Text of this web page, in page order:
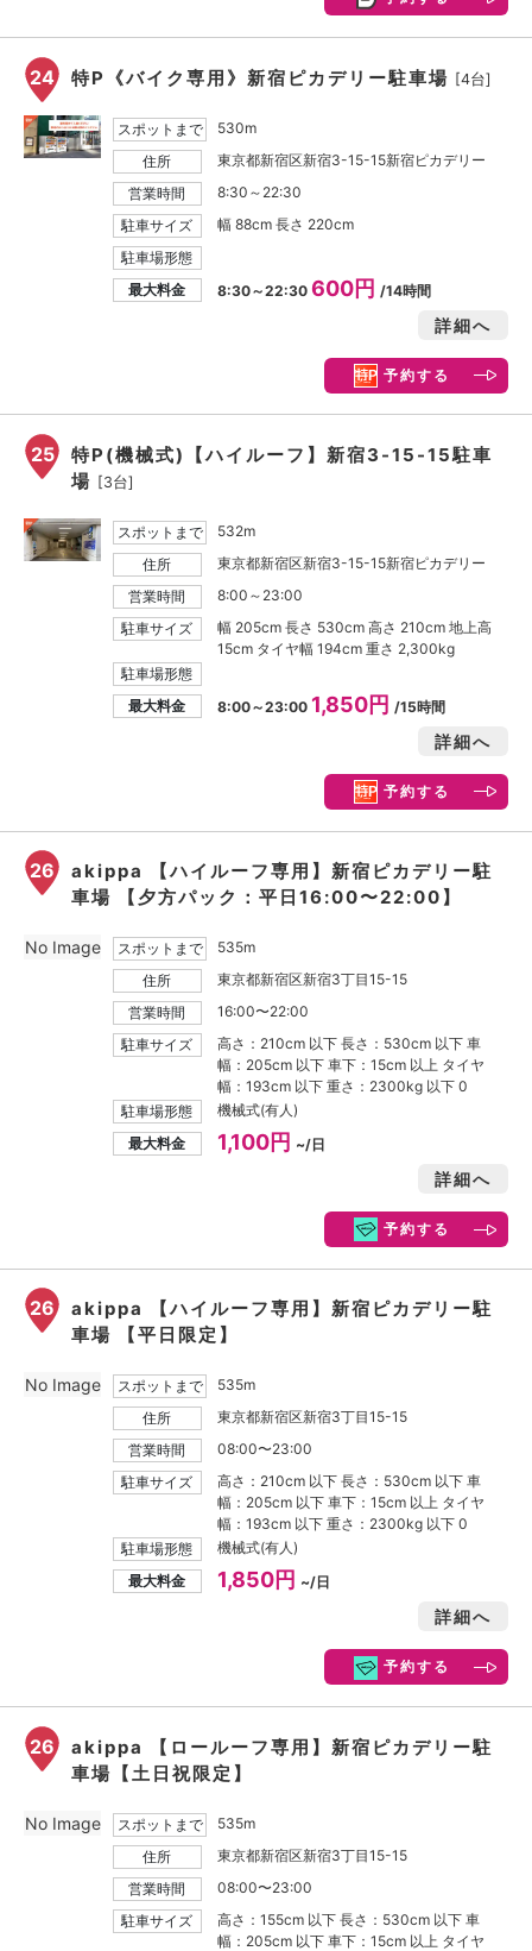
24 特P《バイク専用》新宿ピカデリー駐車場 [4台]
スポットまで
530m
住所
東京都新宿区新宿3-15-15新宿ピカデリー
営業時間
8:30～22:30
駐車サイズ
幅 88cm 長さ 220cm
駐車場形態
最大料金
8:30～22:30600円 /14時間
詳細へ
予約する
25
特P(機械式)【ハイルーフ】新宿3-15-15駐車
場 [3台]
スポットまで
532m
住所
東京都新宿区新宿3-15-15新宿ピカデリー
営業時間
8:00～23:00
駐車サイズ
幅 205cm 長さ 530cm 高さ 210cm 地上高
15cm タイヤ幅 194cm 重さ 2,300kg
駐車場形態
最大料金
8:00～23:00 1,850円 /15時間
詳細へ
予約する
26
akippa 【ハイルーフ専用】新宿ピカデリー駐
車場 【夕方パック：平日16:00〜22:00】
スポットまで
535m
住所
東京都新宿区新宿3丁目15-15
営業時間
16:00〜22:00
駐車サイズ
高さ：210cm 以下 長さ：530cm 以下 車
幅：205cm 以下 車下：15cm 以上 タイヤ
幅：193cm 以下 重さ：2300kg 以下 0
駐車場形態
機械式(有人)
最大料金
1,100円 ~/日
詳細へ
予約する
No Image
26
akippa 【ハイルーフ専用】新宿ピカデリー駐
車場 【平日限定】
スポットまで
535m
住所
東京都新宿区新宿3丁目15-15
営業時間
08:00〜23:00
駐車サイズ
高さ：210cm 以下 長さ：530cm 以下 車
幅：205cm 以下 車下：15cm 以上 タイヤ
幅：193cm 以下 重さ：2300kg 以下 0
駐車場形態
機械式(有人)
最大料金
1,850円 ~/日
詳細へ
予約する
No Image
26
akippa 【ロールーフ専用】新宿ピカデリー駐
車場【土日祝限定】
スポットまで
535m
住所
東京都新宿区新宿3丁目15-15
営業時間
08:00〜23:00
駐車サイズ
高さ：155cm 以下 長さ：530cm 以下 車
幅：205cm 以下 車下：15cm 以上 タイヤ
No Image